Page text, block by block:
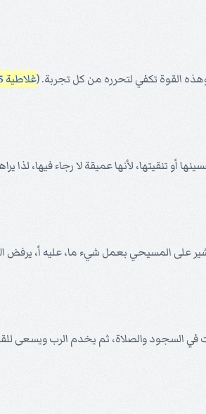
القوة تكفي لتحرره من كل تجربة. (غلاطية 5: 17
تنقيتها، لأنها عميقة لا رجاء فيها، لذا
على المسيحي بعمل شيء ما، عليه أ، يرفض
في السجود والصلاة، ثم يخدم الرب ويسعى